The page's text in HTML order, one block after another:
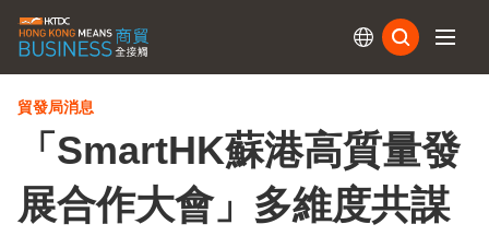
貿發局消息
「SmartHK蘇港高質量發
展合作大會」多維度共謀